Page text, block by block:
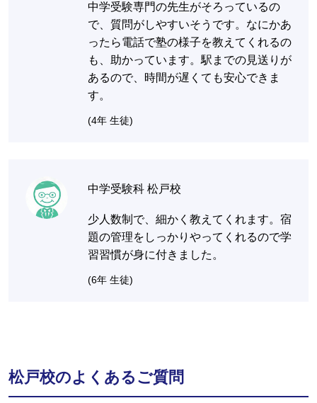
中学受験専門の先生がそろっているの
で、質問がしやすいそうです。なにかあ
ったら電話で塾の様子を教えてくれるの
も、助かっています。駅までの見送りが
あるので、時間が遅くても安心できま
す。
(4年 生徒)
中学受験科 松戸校
少人数制で、細かく教えてくれます。宿
題の管理をしっかりやってくれるので学
習習慣が身に付きました。
(6年 生徒)
松戸校のよくあるご質問